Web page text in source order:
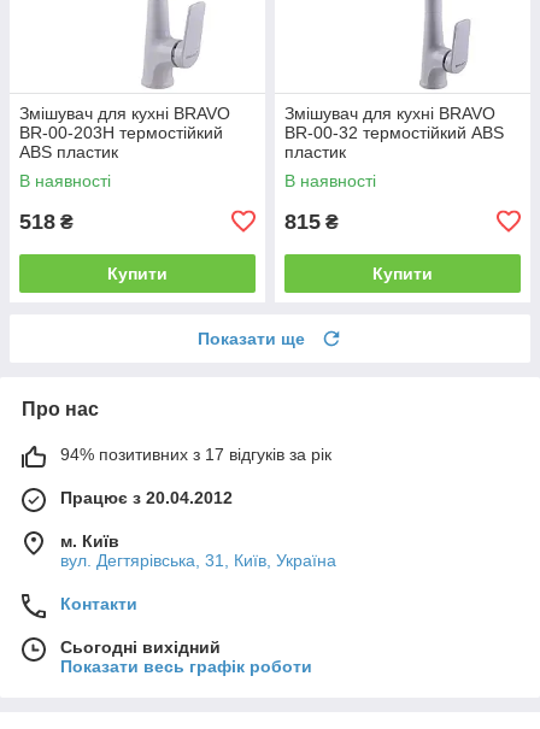
Змішувач для кухні BRAVO
BR-00-203H термостійкий
ABS пластик
В наявності
518 ₴
Купити
Змішувач для кухні BRAVO
BR-00-32 термостійкий ABS
пластик
В наявності
815 ₴
Купити
Показати ще
Про нас
94% позитивних з 17 відгуків за рік
Працює з 20.04.2012
м. Київ
вул. Дегтярівська, 31, Київ, Україна
Контакти
Сьогодні вихідний
Показати весь графік роботи